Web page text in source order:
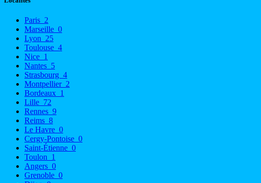
Paris 2
Marseille 0
Lyon 25
Toulouse 4
Nice 1
Nantes 5
Strasbourg 4
Montpellier 2
Bordeaux 1
Lille 72
Rennes 9
Reims 8
Le Havre 0
Cergy-Pontoise 0
Saint-Étienne 0
Toulon 1
Angers 0
Grenoble 0